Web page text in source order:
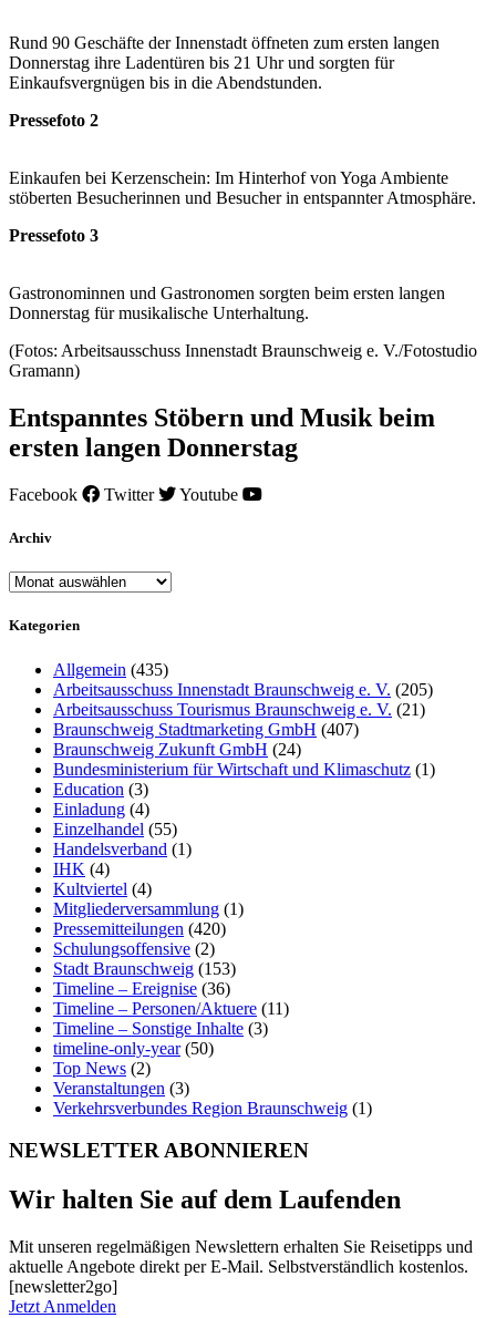
Rund 90 Geschäfte der Innenstadt öffneten zum ersten langen
Donnerstag ihre Ladentüren bis 21 Uhr und sorgten für
Einkaufsvergnügen bis in die Abendstunden.
Pressefoto 2
Einkaufen bei Kerzenschein: Im Hinterhof von Yoga Ambiente
stöberten Besucherinnen und Besucher in entspannter Atmosphäre.
Pressefoto 3
Gastronominnen und Gastronomen sorgten beim ersten langen
Donnerstag für musikalische Unterhaltung.
(Fotos: Arbeitsausschuss Innenstadt Braunschweig e. V./Fotostudio
Gramann)
Entspanntes Stöbern und Musik beim
ersten langen Donnerstag
Facebook Twitter Youtube
Archiv
Archiv
Kategorien
Allgemein (435)
Arbeitsausschuss Innenstadt Braunschweig e. V. (205)
Arbeitsausschuss Tourismus Braunschweig e. V. (21)
Braunschweig Stadtmarketing GmbH (407)
Braunschweig Zukunft GmbH (24)
Bundesministerium für Wirtschaft und Klimaschutz (1)
Education (3)
Einladung (4)
Einzelhandel (55)
Handelsverband (1)
IHK (4)
Kultviertel (4)
Mitgliederversammlung (1)
Pressemitteilungen (420)
Schulungsoffensive (2)
Stadt Braunschweig (153)
Timeline – Ereignise (36)
Timeline – Personen/Aktuere (11)
Timeline – Sonstige Inhalte (3)
timeline-only-year(50)
Top News (2)
Veranstaltungen (3)
Verkehrsverbundes Region Braunschweig (1)
NEWSLETTER ABONNIEREN
Wir halten Sie auf dem Laufenden
Mit unseren regelmäßigen Newslettern erhalten Sie Reisetipps und
aktuelle Angebote direkt per E-Mail. Selbstverständlich kostenlos.
[newsletter2go]
Jetzt Anmelden